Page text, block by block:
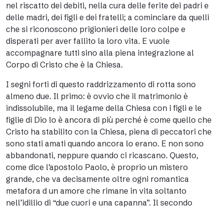
nel riscatto dei debiti, nella cura delle ferite dei padri e
delle madri, dei figli e dei fratelli; a cominciare da quelli
che si riconoscono prigionieri delle loro colpe e
disperati per aver fallito la loro vita. E vuole
accompagnare tutti sino alla piena integrazione al
Corpo di Cristo che è la Chiesa.
I segni forti di questo raddrizzamento di rotta sono
almeno due. Il primo: è ovvio che il matrimonio è
indissolubile, ma il legame della Chiesa con i figli e le
figlie di Dio lo è ancora di più perché è come quello che
Cristo ha stabilito con la Chiesa, piena di peccatori che
sono stati amati quando ancora lo erano. E non sono
abbandonati, neppure quando ci ricascano. Questo,
come dice l’apostolo Paolo, è proprio un mistero
grande, che va decisamente oltre ogni romantica
metafora d un amore che rimane in vita soltanto
nell’idillio di “due cuori e una capanna”. Il secondo